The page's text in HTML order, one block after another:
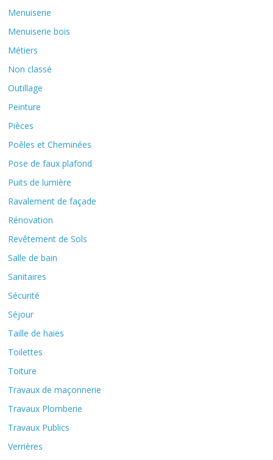
Menuiserie
Menuiserie bois
Métiers
Non classé
Outillage
Peinture
Pièces
Poêles et Cheminées
Pose de faux plafond
Puits de lumière
Ravalement de façade
Rénovation
Revêtement de Sols
Salle de bain
Sanitaires
Sécurité
Séjour
Taille de haies
Toilettes
Toiture
Travaux de maçonnerie
Travaux Plomberie
Travaux Publics
Verrières